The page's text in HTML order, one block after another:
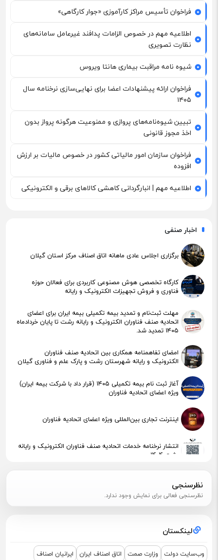
فراخوان تأسیس مراکز کارآموزی «جوار کارگاهی»
اطلاعیه مهم در خصوص الزامات پدافند غیرعامل سامانه‌های
نظارت تصویری
شیوه نامه مراقبت بیماری هانتا ویروس
فراخوان ارائه پیشنهادات اعضا برای نهایی‌سازی نرخنامه سال
۱۴۰۵
تبیین شیوه‌نامه‌های پروازی و ممنوعیت هرگونه پرواز بدون
اخذ مجوز قانونی
فراخوان سازمان امور مالیاتی کشور در خصوص مالیات بر ارزش
افزوده
اطلاعیه مهم | انبارگردانی کاهشی کالاهای برقی و الکترونیکی
اخبار صنفی
برگزاری اجلاس عادی ماهانه اتاق اصناف مرکز استان گیلان
کارگاه تخصصی هوش مصنوعی کاربردی برای فعالان حوزه
فناوری و فروش تجهیزات الکترونیک و رایانه
مهلت ثبت‌نام و تمدید بیمه تکمیلی بیمه ایران برای اعضای
اتحادیه صنف فناوران الکترونیک و رایانه رشت تا پایان خردادماه
۱۴۰۵ تمدید شد.
امضای تفاهمنامه همکاری بین اتحادیه صنف فناوران
الکترونیک و رایانه شهرستان رشت و پارک علم و فناوری گیلان
آغاز ثبت نام بیمه تکمیلی ۱۴۰۵ (قرار داد با شرکت بیمه ایران)
ویژه اعضای اتحادیه فناوران
اینترنت تجاری بین‌المللی ویژه اعضای اتحادیه فناوران
انتشار نرخنامه خدمات اتحادیه صنف فناوران الکترونیک و رایانه
رشت 1404
نشست مشترک درباره نمایشگاه ETEX+IGF 2025
نظرسنجی
نظرسنجی فعالی برای نمایش وجود ندارد.
لینکستان
وب‌سایت دولت وزارت صمت اتاق اصناف ایران
ایرانیان اصناف